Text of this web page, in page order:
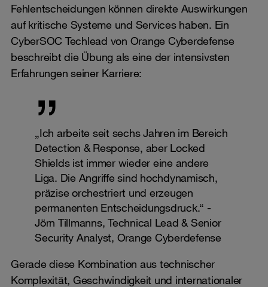
Fehlentscheidungen können direkte Auswirkungen
auf kritische Systeme und Services haben. Ein
CyberSOC Techlead von Orange Cyberdefense
beschreibt die Übung als eine der intensivsten
Erfahrungen seiner Karriere:
„Ich arbeite seit sechs Jahren im Bereich
Detection & Response, aber Locked
Shields ist immer wieder eine andere
Liga. Die Angriffe sind hochdynamisch,
präzise orchestriert und erzeugen
permanenten Entscheidungsdruck.“ -
Jörn Tillmanns, Technical Lead & Senior
Security Analyst, Orange Cyberdefense
Gerade diese Kombination aus technischer
Komplexität, Geschwindigkeit und internationaler